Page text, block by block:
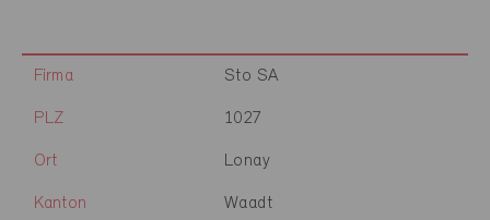
Firma Sto SA
PLZ 1027
Ort Lonay
Kanton Waadt